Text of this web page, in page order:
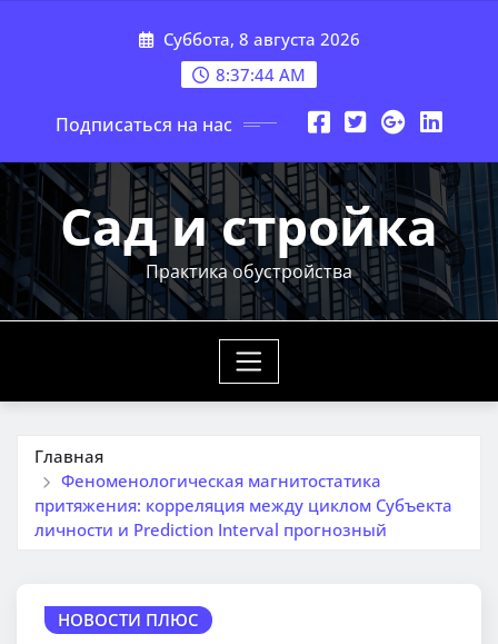
Суббота, 8 августа 2026
8:37:45 AM
Подписаться на нас
Сад и стройка
Практика обустройства
Главная
Феноменологическая магнитостатика
притяжения: корреляция между циклом Субъекта
личности и Prediction Interval прогнозный
НОВОСТИ ПЛЮС